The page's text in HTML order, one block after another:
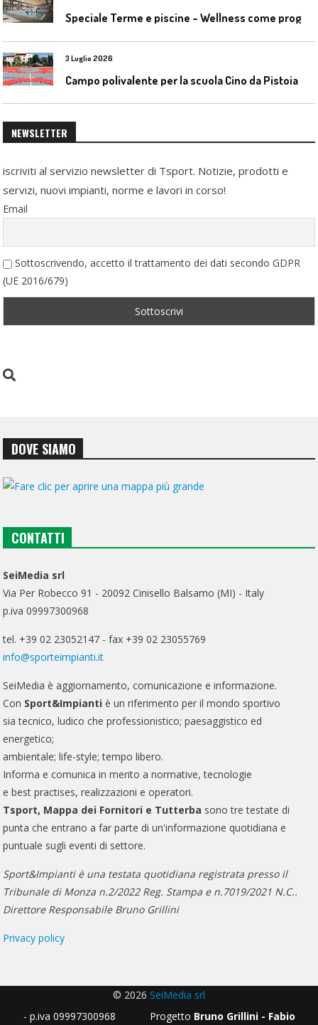
3 Luglio 2026
Campo polivalente per la scuola Cino da Pistoia
NEWSLETTER
iscriviti al servizio newsletter di Tsport. Notizie, prodotti e
servizi, nuovi impianti, norme e lavori in corso!
Email
Sottoscrivendo, accetto il trattamento dei dati secondo GDPR
(UE 2016/679)
DOVE SIAMO
CONTATTI
SeiMedia srl
Via Per Robecco 91 - 20092 Cinisello Balsamo (MI) - Italy
p.iva 09997300968
tel. +39 02 23052147 - fax +39 02 23055769
info@sporteimpianti.it
SeiMedia è aggiornamento, comunicazione e informazione.
Con Sport&Impianti è un riferimento per il mondo sportivo
sia tecnico, ludico che professionistico; paesaggistico ed
energetico;
ambientale; life-style; tempo libero.
Informa e comunica in merito a normative, tecnologie
e best practises, realizzazioni e operatori.
Tsport, Mappa dei Fornitori e Tutterba sono tre testate di
punta che entrano a far parte di un'informazione quotidiana e
puntuale sugli eventi di settore.
Sport&Impianti è una testata quotidiana registrata presso il
Tribunale di Monza n.2/2022 Reg. Stampa e n.7019/2021 N.C..
Direttore Responsabile Bruno Grillini
Privacy policy
© 2026 SeiMedia srl
- p.iva 09997300968 Progetto Bruno Grillini - Fabio